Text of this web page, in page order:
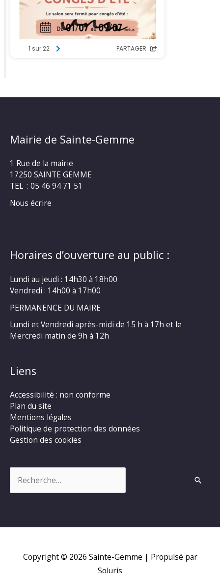
Mairie de Sainte-Gemme
1 Rue de la mairie
17250 SAINTE GEMME
TEL : 05 46 94 71 51
Nous écrire
Horaires d’ouverture au public :
Lundi au jeudi : 14h30 à 18h00
Vendredi : 14h00 à 17h00
PERMANENCE DU MAIRE
Lundi et Vendredi après-midi de 15 h à 17h et le
Mercredi matin de 9h à 12h
Liens
Accessibilité : non conforme
Plan du site
Mentions légales
Politique de protection des données
Gestion des cookies
Copyright © 2026 Sainte-Gemme | Propulsé par
Soluris